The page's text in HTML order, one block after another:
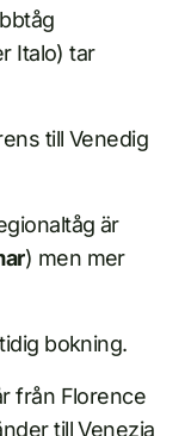
Italo) tar
till Venedig
är
) men mer
bokning.
från Florence
tillVenezia